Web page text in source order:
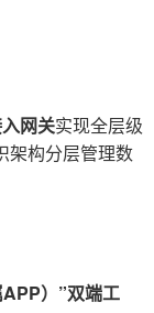
网关实现全层级
架构分层管理数
）”双端工